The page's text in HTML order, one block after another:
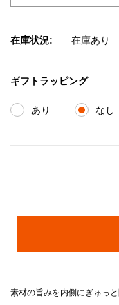
在庫状況: 在庫あり
ギフトラッピング
あり なし